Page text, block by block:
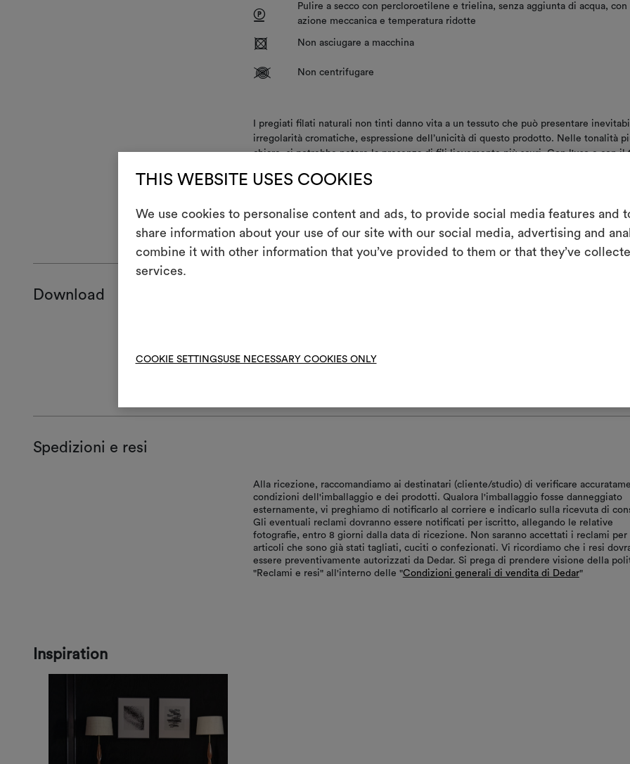
THIS WEBSITE USES COOKIES
We use cookies to personalise content and ads, to provide social media features and
share information about your use of our site with our social media, advertising and
combine it with other information that you’ve provided to them or that they’ve
services.
COOKIE SETTINGSUSE NECESSARY COOKIES ONLY
P
Pulire a secco con percloroetilene e trielina, senza aggiunta di acqua, con
azione meccanica e temperatura ridotte
R Non asciugare a macchina
V Non centrifugare
I pregiati filati naturali non tinti danno vita a un tessuto che può presentare
irregolarità cromatiche, espressione dell’unicità di questo prodotto. Nelle tonalità
chiare, si potrebbe notare la presenza di fili lievemente più scuri. Con l'uso e con il
l'aspetto originale, si consiglia di vaporizzare leggermente a una distanza di 20 cm e
ISTRUZIONI DI CURA GENERALE
Download
Technical Specifications.pdf
Spedizioni e resi
Alla ricezione, raccomandiamo ai destinatari (cliente/studio) di verificare
condizioni dell'imballaggio e dei prodotti. Qualora l'imballaggio fosse danneggiato
esternamente, vi preghiamo di notificarlo al corriere e indicarlo sulla ricevuta di
Gli eventuali reclami dovranno essere notificati per iscritto, allegando le relative
fotografie, entro 8 giorni dalla data di ricezione. Non saranno accettati i reclami per
articoli che sono già stati tagliati, cuciti o confezionati. Vi ricordiamo che i resi
essere preventivamente autorizzati da Dedar. Si prega di prendere visione della
"Reclami e resi" all'interno delle "Condizioni generali di vendita di Dedar"
Inspiration
Uno strumento